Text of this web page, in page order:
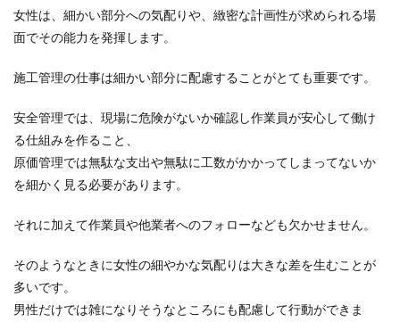
女性は、細かい部分への気配りや、緻密な計画性が求められる場
面でその能力を発揮します。
施工管理の仕事は細かい部分に配慮することがとても重要です。
安全管理では、現場に危険がないか確認し作業員が安心して働け
る仕組みを作ること、
原価管理では無駄な支出や無駄に工数がかかってしまってないか
を細かく見る必要があります。
それに加えて作業員や他業者へのフォローなども欠かせません。
そのようなときに女性の細やかな気配りは大きな差を生むことが
多いです。
男性だけでは雑になりそうなところにも配慮して行動ができま